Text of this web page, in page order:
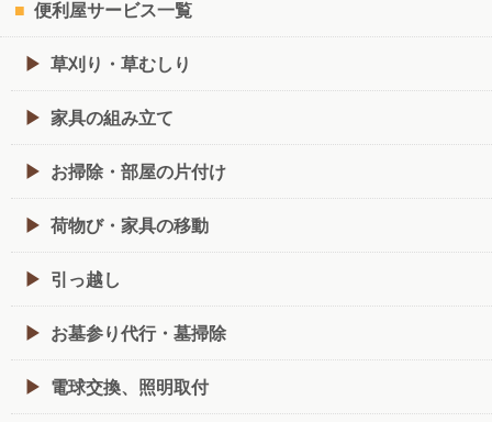
便利屋サービス一覧
草刈り・草むしり
家具の組み立て
お掃除・部屋の片付け
荷物び・家具の移動
引っ越し
お墓参り代行・墓掃除
電球交換、照明取付